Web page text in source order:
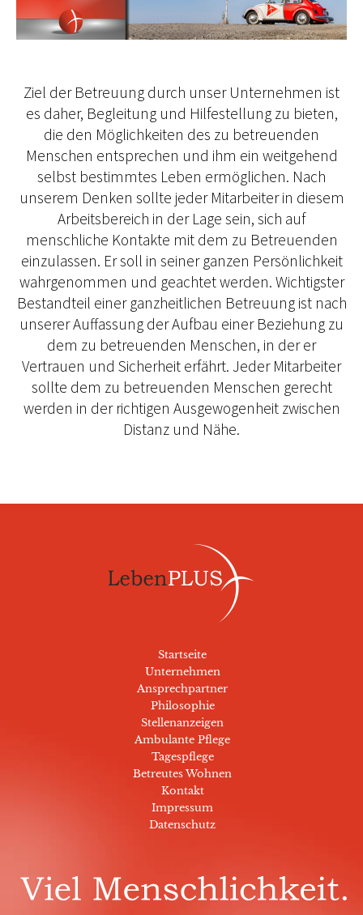
Ziel der Betreuung durch unser Unternehmen ist
es daher, Begleitung und Hilfestellung zu bieten,
die den Möglichkeiten des zu betreuenden
Menschen entsprechen und ihm ein weitgehend
selbst bestimmtes Leben ermöglichen. Nach
unserem Denken sollte jeder Mitarbeiter in diesem
Arbeitsbereich in der Lage sein, sich auf
menschliche Kontakte mit dem zu Betreuenden
einzulassen. Er soll in seiner ganzen Persönlichkeit
wahrgenommen und geachtet werden. Wichtigster
Bestandteil einer ganzheitlichen Betreuung ist nach
unserer Auffassung der Aufbau einer Beziehung zu
dem zu betreuenden Menschen, in der er
Vertrauen und Sicherheit erfährt. Jeder Mitarbeiter
sollte dem zu betreuenden Menschen gerecht
werden in der richtigen Ausgewogenheit zwischen
Distanz und Nähe.
Startseite
Unternehmen
Ansprechpartner
Philosophie
Stellenanzeigen
Ambulante Pflege
Tagespflege
Betreutes Wohnen
Kontakt
Impressum
Datenschutz